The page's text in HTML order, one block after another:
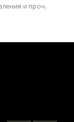
и проч.